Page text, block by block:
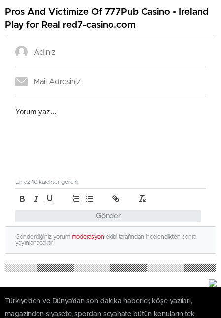
Pros And Victimize Of 777Pub Casino • Ireland
Play for Real red7-casino.com
Gönder
En az 10 karakter gerekli
Gönderdiğiniz yorum moderasyon ekibi tarafından incelendikten sonra
yayınlanacaktır.
Türkiye'den ve Dünya’dan son dakika haberler, köşe yazıları,
magazinden siyasete, spordan seyahate bütün konuların tek